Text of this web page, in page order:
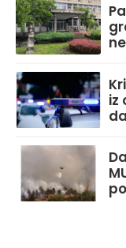
iz